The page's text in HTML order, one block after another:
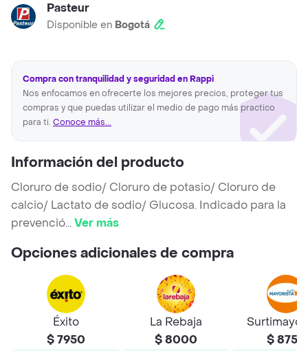
Pasteur
Disponible en Bogotá
Compra con tranquilidad y seguridad en Rappi
Nos enfocamos en ofrecerte los mejores precios, proteger tus
compras y que puedas utilizar el medio de pago más practico
para ti. Conoce más...
Información del producto
Cloruro de sodio/ Cloruro de potasio/ Cloruro de
calcio/ Lactato de sodio/ Glucosa. Indicado para la
prevenció...Ver más
Opciones adicionales de compra
Éxito
$ 7950
La Rebaja
$ 8000
$ 8750